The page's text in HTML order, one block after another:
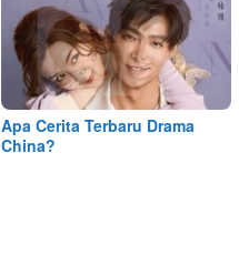
Apa Cerita Terbaru Drama
China?